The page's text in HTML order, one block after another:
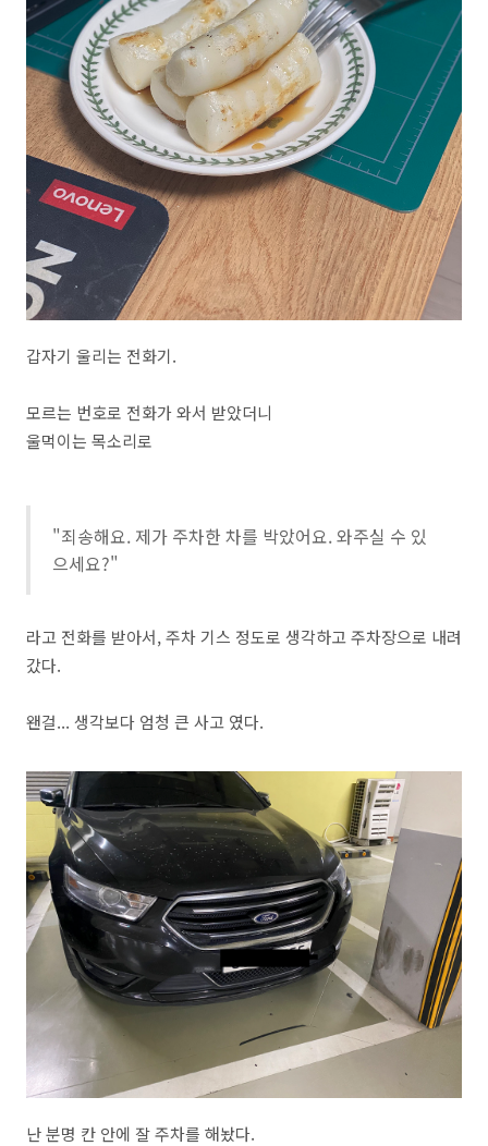
갑자기 울리는 전화기.
모르는 번호로 전화가 와서 받았더니
울먹이는 목소리로
"죄송해요. 제가 주차한 차를 박았어요. 와주실 수 있
으세요?"
라고 전화를 받아서, 주차 기스 정도로 생각하고 주차장으로 내려
갔다.
왠걸... 생각보다 엄청 큰 사고 였다.
난 분명 칸 안에 잘 주차를 해놨다.